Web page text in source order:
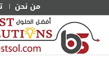
من نحن